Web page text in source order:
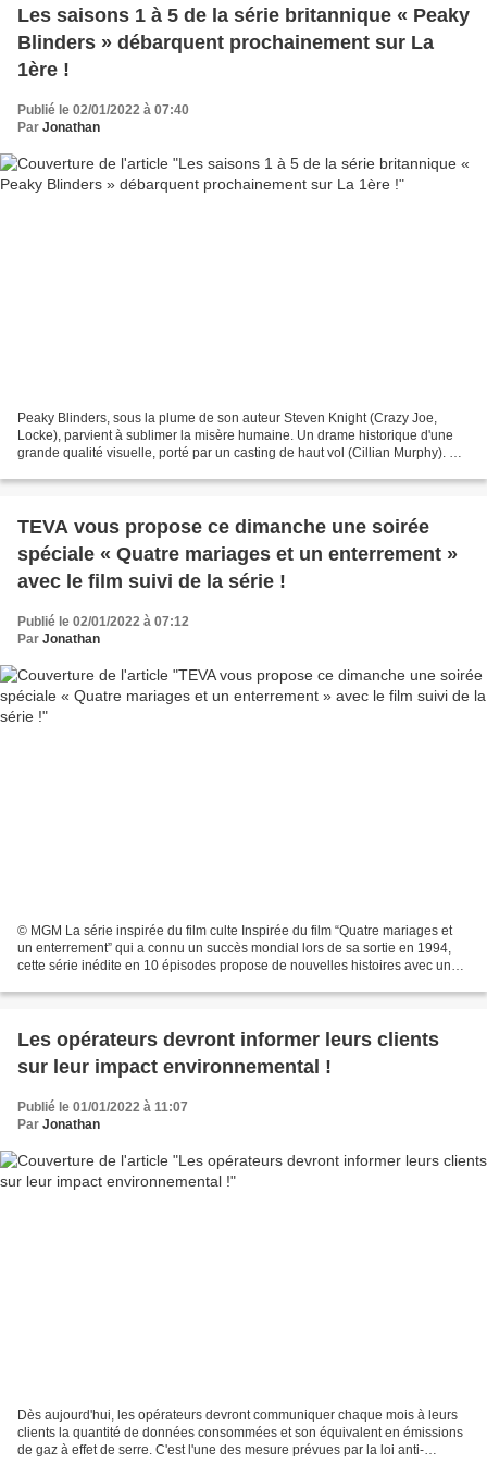
Les saisons 1 à 5 de la série britannique « Peaky
Blinders » débarquent prochainement sur La
1ère !
Publié le 02/01/2022 à 07:40
Par Jonathan
Peaky Blinders, sous la plume de son auteur Steven Knight (Crazy Joe,
Locke), parvient à sublimer la misère humaine. Un drame historique d'une
grande qualité visuelle, porté par un casting de haut vol (Cillian Murphy). En
TEVA vous propose ce dimanche une soirée
spéciale « Quatre mariages et un enterrement »
avec le film suivi de la série !
Publié le 02/01/2022 à 07:12
Par Jonathan
© MGM La série inspirée du film culte Inspirée du film “Quatre mariages et
un enterrement” qui a connu un succès mondial lors de sa sortie en 1994,
cette série inédite en 10 épisodes propose de nouvelles histoires avec un
Les opérateurs devront informer leurs clients
sur leur impact environnemental !
Publié le 01/01/2022 à 11:07
Par Jonathan
Dès aujourd'hui, les opérateurs devront communiquer chaque mois à leurs
clients la quantité de données consommées et son équivalent en émissions
de gaz à effet de serre. C'est l'une des mesure prévues par la loi anti-